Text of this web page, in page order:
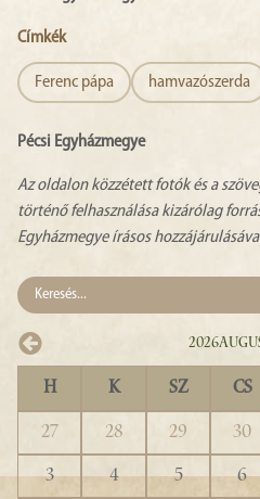
Címkék
Ferenc pápa hamvazószerda
Pécsi Egyházmegye
Az oldalon közzétett fotók és a
történő felhasználása kizárólag
Egyházmegye írásos
2026
H K SZ CS
27 28 29 30
3
4 5 6